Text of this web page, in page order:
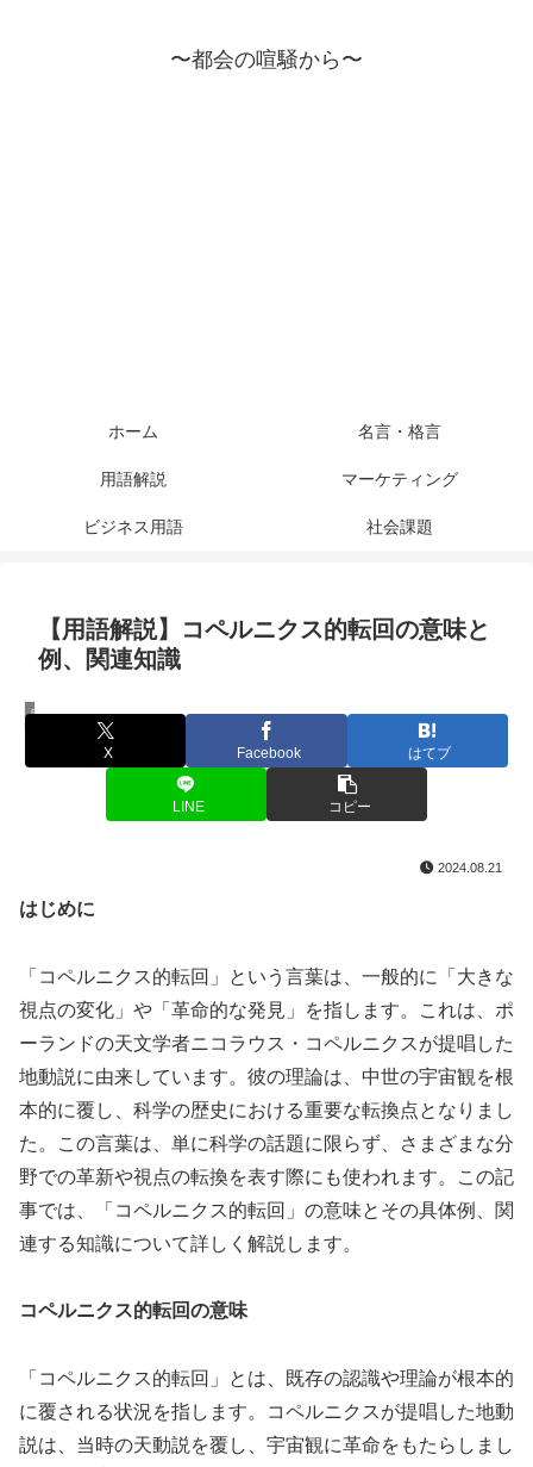
〜都会の喧騒から〜
ホーム 名言・格言
用語解説 マーケティング
ビジネス用語 社会課題
【用語解説】コペルニクス的転回の意味と
例、関連知識
用語解説
X Facebook はてブ
LINE コピー
2024.08.21
はじめに
「コペルニクス的転回」という言葉は、一般的に「大きな
視点の変化」や「革命的な発見」を指します。これは、ポ
ーランドの天文学者ニコラウス・コペルニクスが提唱した
地動説に由来しています。彼の理論は、中世の宇宙観を根
本的に覆し、科学の歴史における重要な転換点となりまし
た。この言葉は、単に科学の話題に限らず、さまざまな分
野での革新や視点の転換を表す際にも使われます。この記
事では、「コペルニクス的転回」の意味とその具体例、関
連する知識について詳しく解説します。
コペルニクス的転回の意味
「コペルニクス的転回」とは、既存の認識や理論が根本的
に覆される状況を指します。コペルニクスが提唱した地動
説は、当時の天動説を覆し、宇宙観に革命をもたらしまし